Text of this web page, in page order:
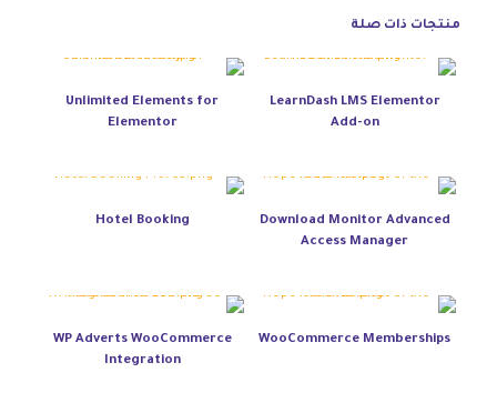
منتجات ذات صلة
LearnDash LMS Elementor
Add-on
Unlimited Elements for
Elementor
Download Monitor Advanced
Access Manager
Hotel Booking
WooCommerce Memberships
WP Adverts WooCommerce
Integration